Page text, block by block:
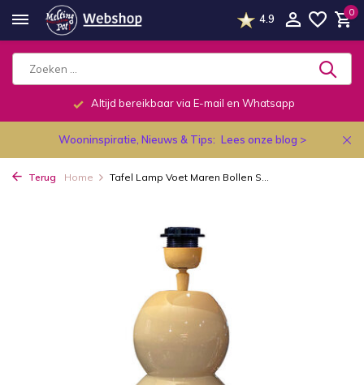
4.9
0
Altijd bereikbaar via E-mail en Whatsapp
Wooninspiratie, Nieuws & Tips: Lees onze blog >
Terug Home Tafel Lamp Voet Maren Bollen S...